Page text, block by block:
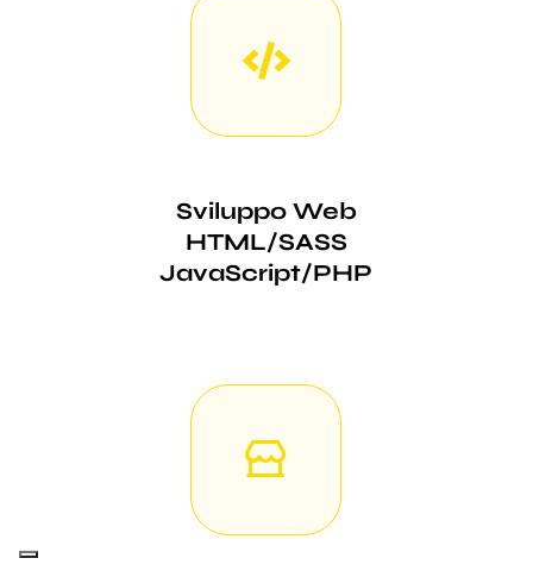
Sviluppo Web
HTML/SASS
JavaScript/PHP